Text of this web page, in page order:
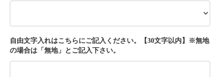
自由文字入れはこちらにご記入ください。【30文字以内】※無地
の場合は「無地」とご記入下さい。